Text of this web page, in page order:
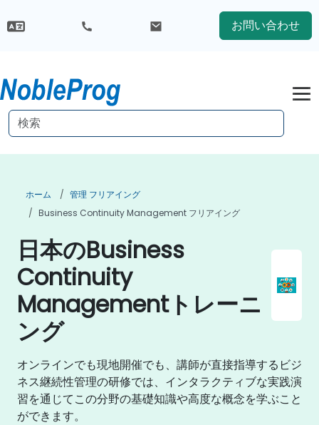
お問い合わせ
ホーム
管理 フリアイング
Business Continuity Management フリアイング
日本のBusiness
Continuity
Managementトレーニ
ング
オンラインでも現地開催でも、講師が直接指導するビジ
ネス継続性管理の研修では、インタラクティブな実践演
習を通じてこの分野の基礎知識や高度な概念を学ぶこと
ができます。